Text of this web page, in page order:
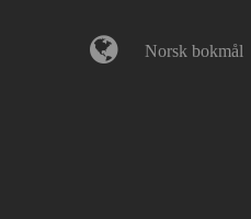
Norsk bokmål